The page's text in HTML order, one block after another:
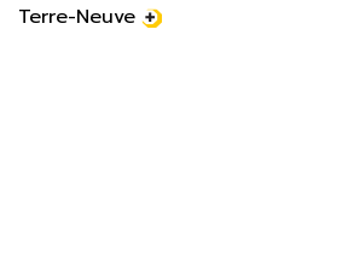
Terre-Neuve